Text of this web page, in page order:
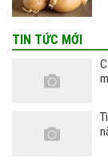
TIN TỨC MỚI